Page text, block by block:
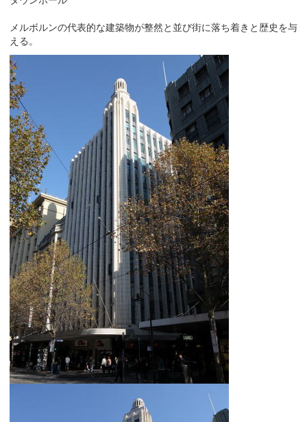
メルボルンの代表的な建築物が整然と並び街に落ち着きと歴史を与
える。